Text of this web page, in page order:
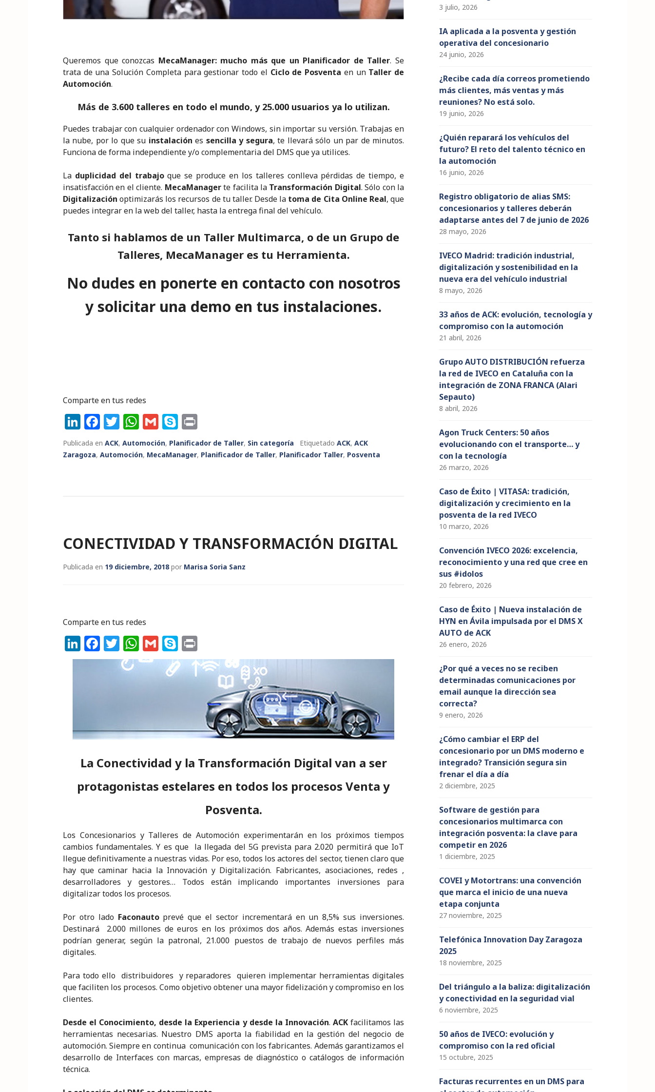
Queremos que conozcas MecaManager: mucho más que un Planificador de Taller. Se
trata de una Solución Completa para gestionar todo el Ciclo de Posventa en un Taller de
Automoción.
Más de 3.600 talleres en todo el mundo, y 25.000 usuarios ya lo utilizan.
Puedes trabajar con cualquier ordenador con Windows, sin importar su versión. Trabajas en
la nube, por lo que su instalación es sencilla y segura, te llevará sólo un par de minutos.
Funciona de forma independiente y/o complementaria del DMS que ya utilices.
La duplicidad del trabajoque se produce en los talleres conlleva pérdidas de tiempo, e
insatisfacción en el cliente. MecaManagerte facilita la Transformación Digital. Sólo con la
Digitalización optimizarás los recursos de tu taller. Desde la toma de Cita Online Real, que
puedes integrar en la web del taller, hasta la entrega final del vehículo.
Tanto si hablamos de un Taller Multimarca, o de un Grupo de
Talleres, MecaManager es tu Herramienta.
No dudes en ponerte en contacto con nosotros
y solicitar una demo en tus instalaciones.
Comparte en tus redes
Li
n
k
F
a
c
T
w
it
W
h
a
G
m
ai
S
k
y
ri
n
Publicada en ACK, Automoción, Planificador de Taller, Sin categoría Etiquetado ACK, ACK
Zaragoza, Automoción, MecaManager, Planificador de Taller, Planificador Taller, Posventa
CONECTIVIDAD Y TRANSFORMACIÓN DIGITAL
Publicada en 19 diciembre, 2018por Marisa Soria Sanz
Comparte en tus redes
Li
n
F
a
o
T
w
it
W
h
p
G
m
ai
S
k
y
ri
n
La Conectividad y la Transformación Digital van a ser
protagonistas estelares en todos los procesos Venta y
Posventa.
Los Concesionarios y Talleres de Automoción experimentarán en los próximos tiempos
cambios fundamentales. Y es que la llegada del 5G prevista para 2.020 permitirá que IoT
llegue definitivamente a nuestras vidas. Por eso, todos los actores del sector, tienen claro que
hay que caminar hacia la Innovación y Digitalización. Fabricantes, asociaciones, redes ,
desarrolladores y gestores… Todos están implicando importantes inversiones para
digitalizar todos los procesos.
Por otro lado Faconautoprevé que el sector incrementará en un 8,5% sus inversiones.
Destinará 2.000 millones de euros en los próximos dos años. Además estas inversiones
podrían generar, según la patronal, 21.000 puestos de trabajo de nuevos perfiles más
digitales.
Para todo ello distribuidores y reparadores quieren implementar herramientas digitales
que faciliten los procesos. Como objetivo obtener una mayor fidelización y compromiso en los
clientes.
Desde el Conocimiento, desde la Experiencia y desde la Innovación. ACKfacilitamos las
herramientas necesarias. Nuestro DMS aporta la fiabilidad en la gestión del negocio de
automoción. Siempre en continua comunicación con los fabricantes. Además garantizamos el
desarrollo de Interfaces con marcas, empresas de diagnóstico o catálogos de información
técnica.
3 julio, 2026
IA aplicada a la posventa y gestión
operativa del concesionario
24 junio, 2026
¿Recibe cada día correos prometiendo
más clientes, más ventas y más
reuniones? No está solo.
19 junio, 2026
¿Quién reparará los vehículos del
futuro? El reto del talento técnico en
la automoción
16 junio, 2026
Registro obligatorio de alias SMS:
concesionarios y talleres deberán
adaptarse antes del 7 de junio de 2026
28 mayo, 2026
IVECO Madrid: tradición industrial,
digitalización y sostenibilidad en la
nueva era del vehículo industrial
8 mayo, 2026
33 años de ACK: evolución, tecnología y
compromiso con la automoción
21 abril, 2026
Grupo AUTO DISTRIBUCIÓN refuerza
la red de IVECO en Cataluña con la
integración de ZONA FRANCA (Alari
Sepauto)
8 abril, 2026
Agon Truck Centers: 50 años
evolucionando con el transporte… y
con la tecnología
26 marzo, 2026
Caso de Éxito | VITASA: tradición,
digitalización y crecimiento en la
posventa de la red IVECO
10 marzo, 2026
Convención IVECO 2026: excelencia,
reconocimiento y una red que cree en
sus #idolos
20 febrero, 2026
Caso de Éxito | Nueva instalación de
HYN en Ávila impulsada por el DMS X
AUTO de ACK
26 enero, 2026
¿Por qué a veces no se reciben
determinadas comunicaciones por
email aunque la dirección sea
correcta?
9 enero, 2026
¿Cómo cambiar el ERP del
concesionario por un DMS moderno e
integrado? Transición segura sin
frenar el día a día
2 diciembre, 2025
Software de gestión para
concesionarios multimarca con
integración posventa: la clave para
competir en 2026
1 diciembre, 2025
COVEI y Motortrans: una convención
que marca el inicio de una nueva
etapa conjunta
27 noviembre, 2025
Telefónica Innovation Day Zaragoza
2025
18 noviembre, 2025
Del triángulo a la baliza: digitalización
y conectividad en la seguridad vial
6 noviembre, 2025
50 años de IVECO: evolución y
compromiso con la red oficial
15 octubre, 2025
Facturas recurrentes en un DMS para